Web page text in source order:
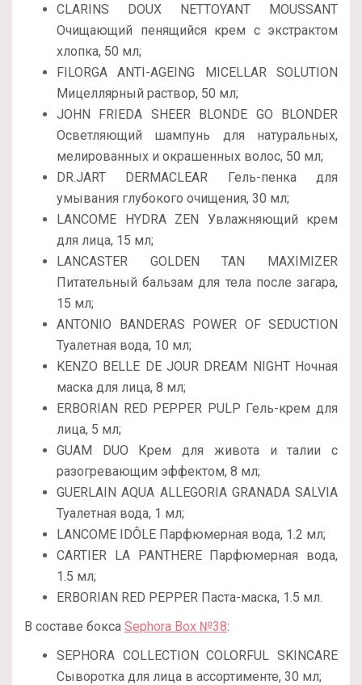
CLARINS DOUX NETTOYANT MOUSSANT
Очищающий пенящийся крем с экстрактом
хлопка, 50 мл;
FILORGA ANTI-AGEING MICELLAR SOLUTION
Мицеллярный раствор, 50 мл;
JOHN FRIEDA SHEER BLONDE GO BLONDER
Осветляющий шампунь для натуральных,
мелированных и окрашенных волос, 50 мл;
DR.JART DERMACLEAR Гель-пенка для
умывания глубокого очищения, 30 мл;
LANCOME HYDRA ZEN Увлажняющий крем
для лица, 15 мл;
LANCASTER GOLDEN TAN MAXIMIZER
Питательный бальзам для тела после загара,
15 мл;
ANTONIO BANDERAS POWER OF SEDUCTION
Туалетная вода, 10 мл;
KENZO BELLE DE JOUR DREAM NIGHT Ночная
маска для лица, 8 мл;
ERBORIAN RED PEPPER PULP Гель-крем для
лица, 5 мл;
GUAM DUO Крем для живота и талии с
разогревающим эффектом, 8 мл;
GUERLAIN AQUA ALLEGORIA GRANADA SALVIA
Туалетная вода, 1 мл;
LANCOME IDÔLE Парфюмерная вода, 1.2 мл;
CARTIER LA PANTHERE Парфюмерная вода,
1.5 мл;
ERBORIAN RED PEPPER Паста-маска, 1.5 мл.
В составе бокса Sephora Box №38:
SEPHORA COLLECTION COLORFUL SKINCARE
Сыворотка для лица в ассортименте, 30 мл;